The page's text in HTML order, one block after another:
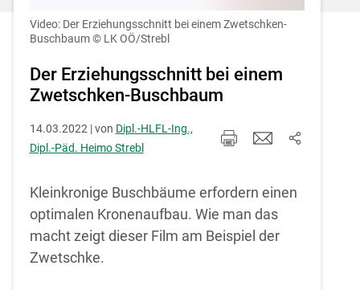
Einstellungen jederzeit einsehen und
korrigieren
Akzeptieren
Video: Der Erziehungsschnitt bei einem Zwetschken-
Buschbaum © LK OÖ/Strebl
Der Erziehungsschnitt bei einem
Zwetschken-Buschbaum
14.03.2022 | von Dipl.-HLFL-Ing.,
Dipl.-Päd. Heimo Strebl
Kleinkronige Buschbäume erfordern einen
optimalen Kronenaufbau. Wie man das
macht zeigt dieser Film am Beispiel der
Zwetschke.